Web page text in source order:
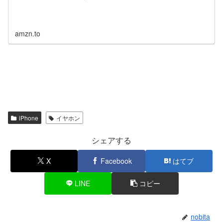
amzn.to
iPhone イヤホン
シェアする
X Facebook はてブ
LINE コピー
nobita